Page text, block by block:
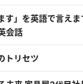
す」を英語で言え
会話
トリセツ